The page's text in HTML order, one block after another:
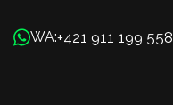
WA:+421 911 199 558